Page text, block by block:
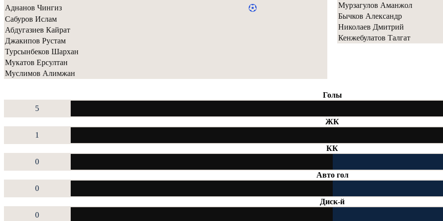
Аднанов Чингиз
Сабуров Ислам
Абдугазиев Кайрат
Джакипов Рустам
Турсынбеков Шархан
Мукатов Ерсултан
Муслимов Алимжан
Мурзагулов Аманжол
Бычков Александр
Николаев Дмитрий
Кенжебулатов Талгат
Голы
5
ЖК
1
КК
0
Авто гол
0
Диск-й
0